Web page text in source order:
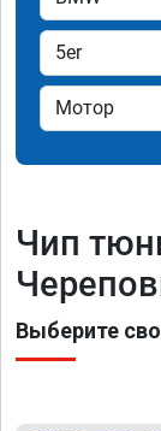
Чип
Выберите